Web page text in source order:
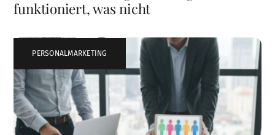
funktioniert, was nicht
PERSONALMARKETING